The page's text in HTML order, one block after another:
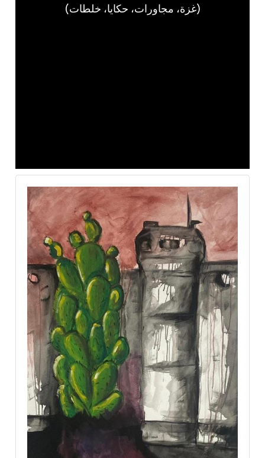
(غزة، مجاورات، حكايا، خلطات)